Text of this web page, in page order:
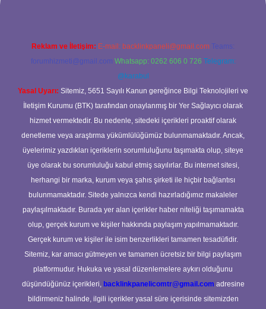
Reklam ve İletişim: E-mail: backlinkpaneli@gmail.com Teams:
forumhizmeti@gmail.com Whatsapp: 0262 606 0 726 Telegram:
@karabul
Yasal Uyarı: Sitemiz, 5651 Sayılı Kanun gereğince Bilgi Teknolojileri ve
İletişim Kurumu (BTK) tarafından onaylanmış bir Yer Sağlayıcı olarak
hizmet vermektedir. Bu nedenle, sitedeki içerikleri proaktif olarak
denetleme veya araştırma yükümlülüğümüz bulunmamaktadır. Ancak,
üyelerimiz yazdıkları içeriklerin sorumluluğunu taşımakta olup, siteye
üye olarak bu sorumluluğu kabul etmiş sayılırlar. Bu internet sitesi,
herhangi bir marka, kurum veya şahıs şirketi ile hiçbir bağlantısı
bulunmamaktadır. Sitede yalnızca kendi hazırladığımız makaleler
paylaşılmaktadır. Burada yer alan içerikler haber niteliği taşımamakta
olup, gerçek kurum ve kişiler hakkında paylaşım yapılmamaktadır.
Gerçek kurum ve kişiler ile isim benzerlikleri tamamen tesadüfidir.
Sitemiz, kar amacı gütmeyen ve tamamen ücretsiz bir bilgi paylaşım
platformudur. Hukuka ve yasal düzenlemelere aykırı olduğunu
düşündüğünüz içerikleri, backlinkpanelicomtr@gmail.com adresine
bildirmeniz halinde, ilgili içerikler yasal süre içerisinde sitemizden